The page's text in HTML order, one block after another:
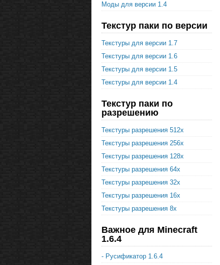
Моды для версии 1.4
Текстур паки по версии
Текстуры для версии 1.7
Текстуры для версии 1.6
Текстуры для версии 1.5
Текстуры для версии 1.4
Текстур паки по
разрешению
Текстуры разрешения 512x
Текстуры разрешения 256x
Текстуры разрешения 128x
Текстуры разрешения 64x
Текстуры разрешения 32x
Текстуры разрешения 16x
Текстуры разрешения 8x
Важное для Minecraft
1.6.4
- Русификатор 1.6.4